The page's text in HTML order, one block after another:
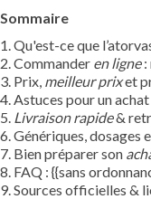
Sommaire
1. Qu'est-ce que
2. Commander en ligne:
3. Prix, meilleur prixet
4. Astuces pour un achat
5. Livraison rapide&
6. Génériques, dosages
7. Bien préparer son
8. FAQ : {{sans
9. Sources officielles &